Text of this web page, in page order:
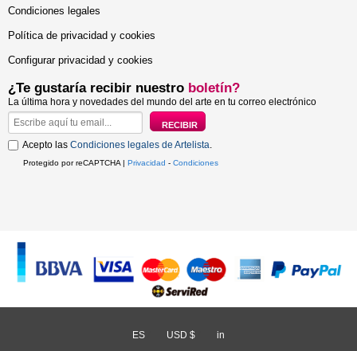
Condiciones legales
Política de privacidad y cookies
Configurar privacidad y cookies
¿Te gustaría recibir nuestro boletín?
La última hora y novedades del mundo del arte en tu correo electrónico
Acepto las Condiciones legales de Artelista.
Protegido por reCAPTCHA | Privacidad - Condiciones
ES USD $ in